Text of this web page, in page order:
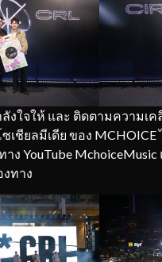
งใจให้ และ ติดตามความเค
ซเชียลมีเดีย ของ
าง YouTube
ทาง